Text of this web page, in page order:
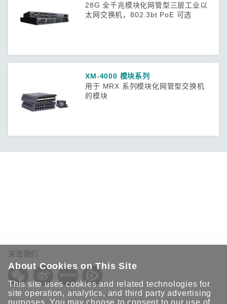
28G 全千兆模块化网管型三层工业以
太网交换机，802.3bt PoE 可选
XM-4000 模块系列
用于 MRX 系列模块化网管型交换机
的模块
关注我们
About Cookies on This Site
This site uses cookies and related technologies for
site operation, analytics, and third party advertising
purposes. You may choose to consent to our use of